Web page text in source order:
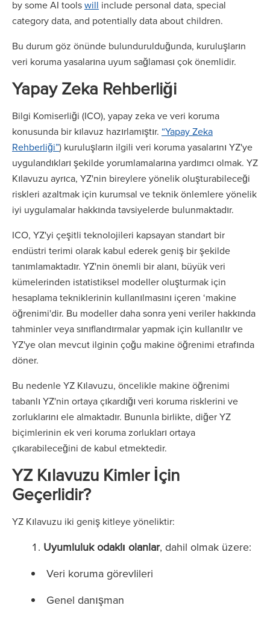
by some AI toolswill include personal data, special
category data, and potentially data about children.
Bu durum göz önünde bulundurulduğunda, kuruluşların
veri koruma yasalarına uyum sağlaması çok önemlidir.
Yapay Zeka Rehberliği
Bilgi Komiserliği (ICO), yapay zeka ve veri koruma
konusunda bir kılavuz hazırlamıştır. “Yapay Zeka
Rehberliği”) kuruluşların ilgili veri koruma yasalarını YZ'ye
uygulandıkları şekilde yorumlamalarına yardımcı olmak. YZ
Kılavuzu ayrıca, YZ'nin bireylere yönelik oluşturabileceği
riskleri azaltmak için kurumsal ve teknik önlemlere yönelik
iyi uygulamalar hakkında tavsiyelerde bulunmaktadır.
ICO, YZ'yi çeşitli teknolojileri kapsayan standart bir
endüstri terimi olarak kabul ederek geniş bir şekilde
tanımlamaktadır. YZ'nin önemli bir alanı, büyük veri
kümelerinden istatistiksel modeller oluşturmak için
hesaplama tekniklerinin kullanılmasını içeren ‘makine
öğrenimi'dir. Bu modeller daha sonra yeni veriler hakkında
tahminler veya sınıflandırmalar yapmak için kullanılır ve
YZ'ye olan mevcut ilginin çoğu makine öğrenimi etrafında
döner.
Bu nedenle YZ Kılavuzu, öncelikle makine öğrenimi
tabanlı YZ'nin ortaya çıkardığı veri koruma risklerini ve
zorluklarını ele almaktadır. Bununla birlikte, diğer YZ
biçimlerinin ek veri koruma zorlukları ortaya
çıkarabileceğini de kabul etmektedir.
YZ Kılavuzu Kimler İçin
Geçerlidir?
YZ Kılavuzu iki geniş kitleye yöneliktir:
Uyumluluk odaklı olanlar, dahil olmak üzere:
Veri koruma görevlileri
Genel danışman